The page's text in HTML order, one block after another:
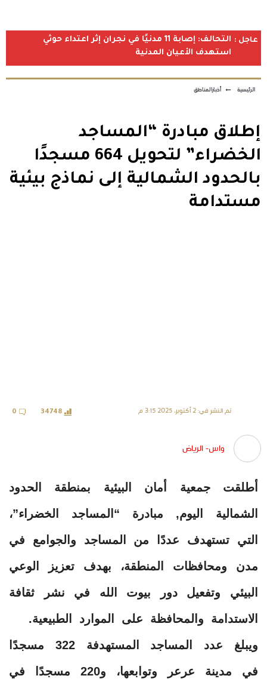
عاجل :
التحالف: إصابة 11 مدنيًا في نجران إثر اعتداء حوثي
استهدف الأعيان المدنية
الرئيسية ← أخبارالمناطق
إطلاق مبادرة “المساجد
الخضراء” لتحويل 664 مسجدًا
بالحدود الشمالية إلى نماذج بيئية
مستدامة
تم النشر في: 2 أكتوبر، 2025 3:15 م 34748
0
واس- الرياض
أطلقت جمعية أمان البيئية بمنطقة الحدود
الشمالية اليوم, مبادرة “المساجد الخضراء”،
التي تستهدف عددًا من المساجد والجوامع في
مدن ومحافظات المنطقة، بهدف تعزيز الوعي
البيئي وتفعيل دور بيوت الله في نشر ثقافة
الاستدامة والمحافظة على الموارد الطبيعية.
ويبلغ عدد المساجد المستهدفة 322 مسجدًا
في مدينة عرعر وتوابعها، و220 مسجدًا في